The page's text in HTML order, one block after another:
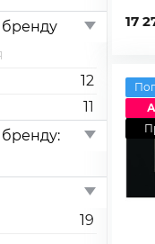
бренду
12
11
бренду:
19
17